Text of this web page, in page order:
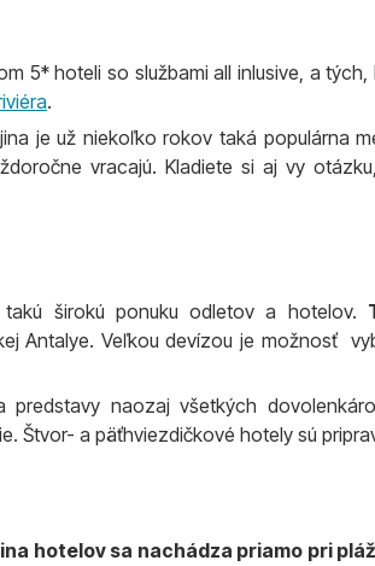
5* hoteli so službami all inlusive, a
.
je už niekoľko rokov taká populárna
vracajú. Kladiete si aj vy
širokú ponuku odletov a hotelov.
Antalye. Veľkou devízou je možnosť
naozaj všetkých
Štvor- a päťhviezdičkové hotely sú
hotelov sa nachádza priamo pri